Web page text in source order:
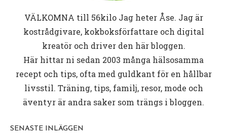
VÄLKOMNA till 56kiloJag heter Åse. Jag är
kostrådgivare, kokboksförfattare och digital
kreatör och driver den här bloggen.
Här hittar ni sedan 2003 många hälsosamma
recept och tips, ofta med guldkant för en hållbar
livsstil. Träning, tips, familj, resor, mode och
äventyr är andra saker som trängs i bloggen.
SENASTE INLÄGGEN